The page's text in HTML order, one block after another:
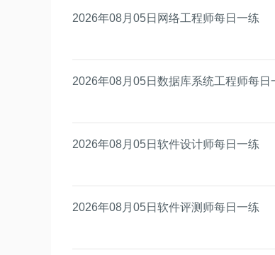
2026年08月05日网络工程师每日一练
2026年08月05日数据库系统工程师每日
2026年08月05日软件设计师每日一练
2026年08月05日软件评测师每日一练